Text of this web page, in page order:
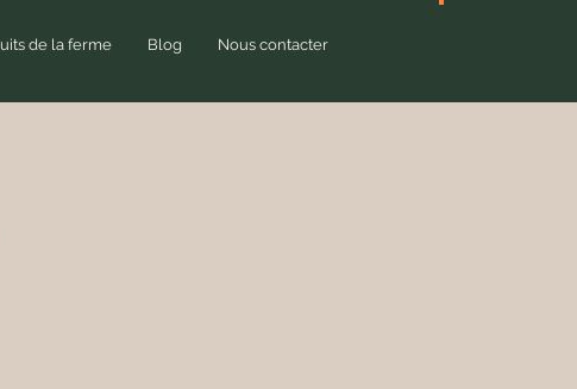
de la ferme Blog Nous contacter